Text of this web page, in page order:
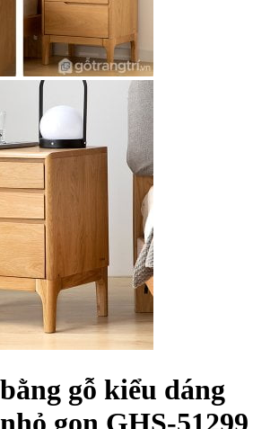
gỗ kiểu dáng
gọn GHS-51299